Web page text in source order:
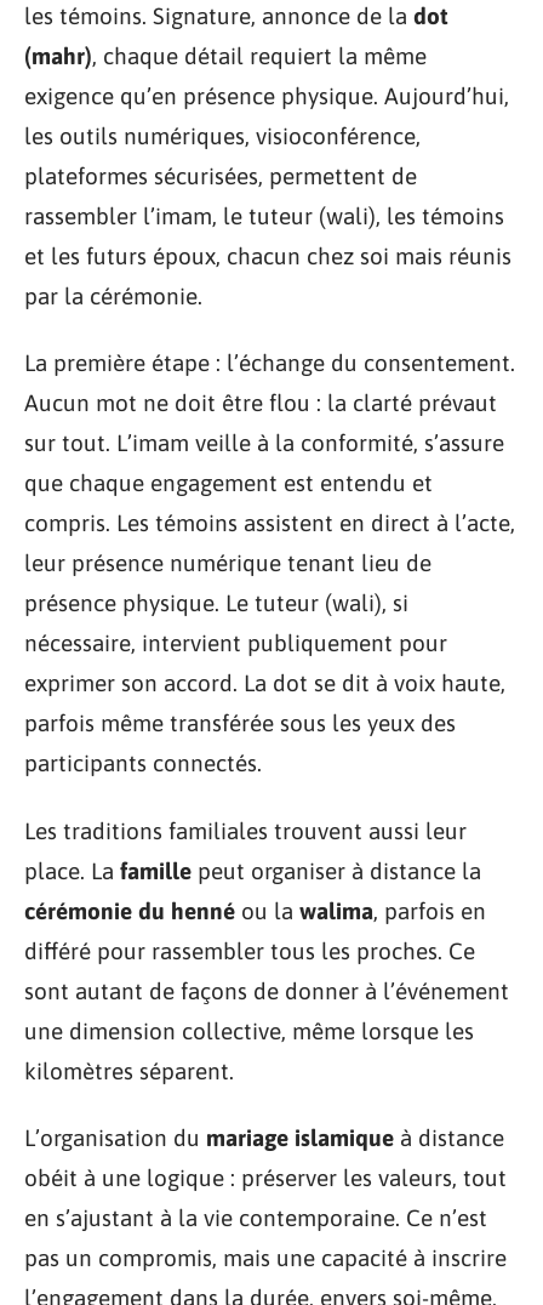
les témoins. Signature, annonce de la dot
(mahr), chaque détail requiert la même
exigence qu’en présence physique. Aujourd’hui,
les outils numériques, visioconférence,
plateformes sécurisées, permettent de
rassembler l’imam, le tuteur (wali), les témoins
et les futurs époux, chacun chez soi mais réunis
par la cérémonie.
La première étape : l’échange du consentement.
Aucun mot ne doit être flou : la clarté prévaut
sur tout. L’imam veille à la conformité, s’assure
que chaque engagement est entendu et
compris. Les témoins assistent en direct à l’acte,
leur présence numérique tenant lieu de
présence physique. Le tuteur (wali), si
nécessaire, intervient publiquement pour
exprimer son accord. La dot se dit à voix haute,
parfois même transférée sous les yeux des
participants connectés.
Les traditions familiales trouvent aussi leur
place. La famille peut organiser à distance la
cérémonie du henné ou la walima, parfois en
différé pour rassembler tous les proches. Ce
sont autant de façons de donner à l’événement
une dimension collective, même lorsque les
kilomètres séparent.
L’organisation du mariage islamique à distance
obéit à une logique : préserver les valeurs, tout
en s’ajustant à la vie contemporaine. Ce n’est
pas un compromis, mais une capacité à inscrire
l’engagement dans la durée, envers soi-même,